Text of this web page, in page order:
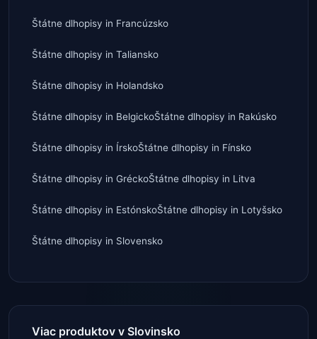
Štátne dlhopisy in Francúzsko
Štátne dlhopisy in Taliansko
Štátne dlhopisy in Holandsko
Štátne dlhopisy in BelgickoŠtátne dlhopisy in Rakúsko
Štátne dlhopisy in ÍrskoŠtátne dlhopisy in Fínsko
Štátne dlhopisy in GréckoŠtátne dlhopisy in Litva
Štátne dlhopisy in EstónskoŠtátne dlhopisy in Lotyšsko
Štátne dlhopisy in Slovensko
Viac produktov v Slovinsko